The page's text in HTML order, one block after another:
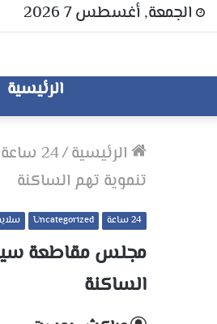
الجمعة, أغسطس 7 2026
الرئيسية
الرئيسية/24 ساعة
تنموية تهم الساكنة
24 ساعة Uncategorized
مجلس مقاطعة
الساكنة